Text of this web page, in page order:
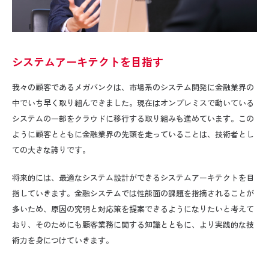
システムアーキテクトを目指す
我々の顧客であるメガバンクは、市場系のシステム開発に金融業界の
中でいち早く取り組んできました。現在はオンプレミスで動いている
システムの一部をクラウドに移行する取り組みも進めています。この
ように顧客とともに金融業界の先頭を走っていることは、技術者とし
ての大きな誇りです。
将来的には、最適なシステム設計ができるシステムアーキテクトを目
指していきます。金融システムでは性能面の課題を指摘されることが
多いため、原因の究明と対応策を提案できるようになりたいと考えて
おり、そのためにも顧客業務に関する知識とともに、より実践的な技
術力を身につけていきます。